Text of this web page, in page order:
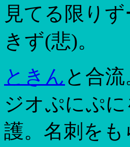
見てる限り
きず(悲)。
ときん と合
ジオぷにぷ
護。名刺を